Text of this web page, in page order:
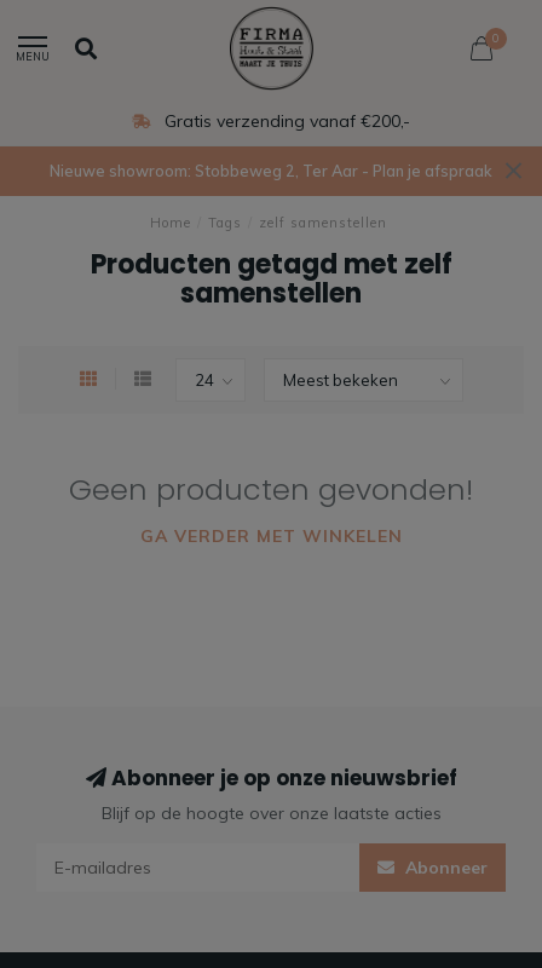
MENU
0
Gratis verzending vanaf €200,-
Nieuwe showroom: Stobbeweg 2, Ter Aar - Plan je afspraak
Home Tags zelf samenstellen
Producten getagd met zelf
samenstellen
Geen producten gevonden!
GA VERDER MET WINKELEN
Abonneer je op onze nieuwsbrief
Blijf op de hoogte over onze laatste acties
Abonneer